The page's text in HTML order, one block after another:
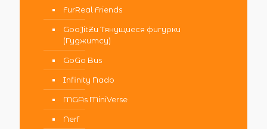
FurReal Friends
GooJitZu Тянущиеся фигурки
(Гуджитсу)
GoGo Bus
Infinity Nado
MGAs MiniVerse
Nerf